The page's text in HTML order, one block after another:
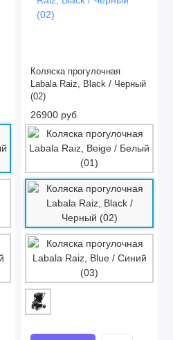
Коляска прогулочная
Labala Raiz, Black / Черный
(02)
26900 руб